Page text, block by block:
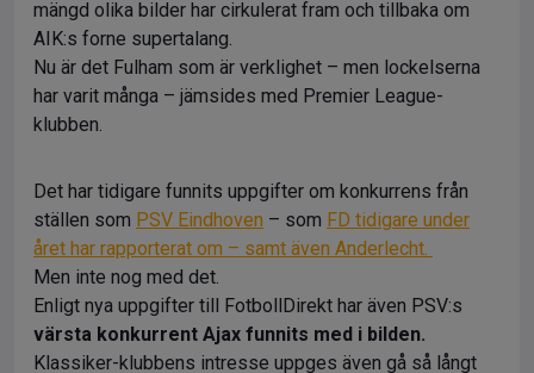
mängd olika bilder har cirkulerat fram och tillbaka om
AIK:s forne supertalang.
Nu är det Fulham som är verklighet – men lockelserna
har varit många – jämsides med Premier League-
klubben.
Det har tidigare funnits uppgifter om konkurrens från
ställen som PSV Eindhoven – som FD tidigare under
året har rapporterat om – samt även Anderlecht.
Men inte nog med det.
Enligt nya uppgifter till FotbollDirekt har även PSV:s
värsta konkurrent Ajax funnits med i bilden.
Klassiker-klubbens intresse uppges även gå så långt